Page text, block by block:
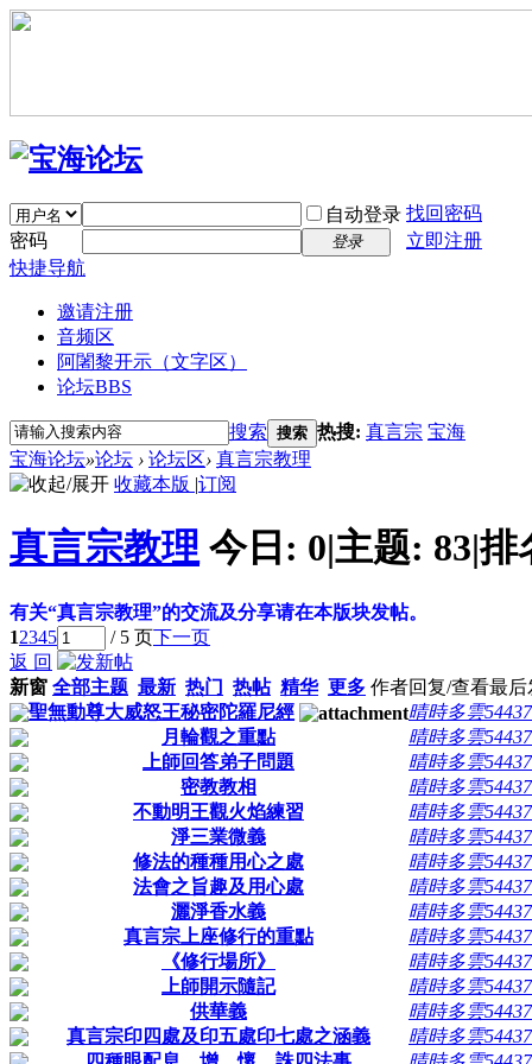
自动登录 找回密码
密码
登录
立即注册
快捷导航
邀请注册
音频区
阿闍黎开示（文字区）
论坛BBS
搜索 搜索 热搜: 真言宗 宝海
宝海论坛»论坛 › 论坛区› 真言宗教理
收藏本版 |订阅
真言宗教理 今日: 0|主题: 83|排
有关“真言宗教理”的交流及分享请在本版块发帖。
12345 / 5 页下一页
返 回
新窗 全部主题 最新 热门 热帖 精华 更多 作者回复/查看最后
聖無動尊大威怒王秘密陀羅尼經
晴時多雲54437
月輪觀之重點
晴時多雲54437
上師回答弟子問題
晴時多雲54437
密教教相
晴時多雲54437
不動明王觀火焰練習
晴時多雲54437
淨三業微義
晴時多雲54437
修法的種種用心之處
晴時多雲54437
法會之旨趣及用心處
晴時多雲54437
灑淨香水義
晴時多雲54437
真言宗上座修行的重點
晴時多雲54437
《修行場所》
晴時多雲54437
上師開示隨記
晴時多雲54437
供華義
晴時多雲54437
真言宗印四處及印五處印七處之涵義
晴時多雲54437